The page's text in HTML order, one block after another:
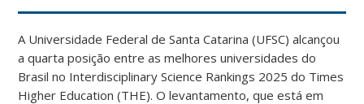
A Universidade Federal de Santa Catarina (UFSC) alcançou
a quarta posição entre as melhores universidades do
Brasil no Interdisciplinary Science Rankings 2025 do Times
Higher Education (THE). O levantamento, que está em